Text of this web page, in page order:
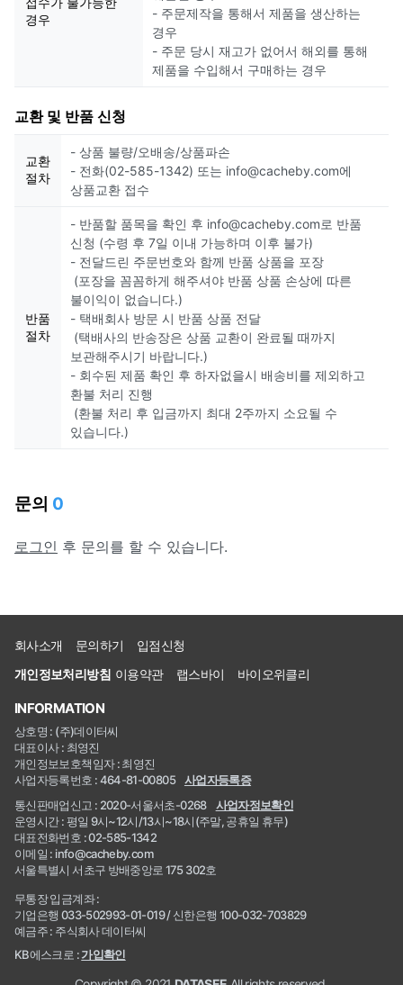
경우
- 주문제작을 통해서 제품을 생산하는
경우
- 주문 당시 재고가 없어서 해외를 통해
제품을 수입해서 구매하는 경우
교환 및 반품 신청
교환
절차
- 상품 불량/오배송/상품파손
- 전화(02-585-1342) 또는 info@cacheby.com에
상품교환 접수
반품
절차
- 반품할 품목을 확인 후 info@cacheby.com로 반품
신청 (수령 후 7일 이내 가능하며 이후 불가)
- 전달드린 주문번호와 함께 반품 상품을 포장
(포장을 꼼꼼하게 해주셔야 반품 상품 손상에 따른
불이익이 없습니다.)
- 택배회사 방문 시 반품 상품 전달
(택배사의 반송장은 상품 교환이 완료될 때까지
보관해주시기 바랍니다.)
- 회수된 제품 확인 후 하자없을시 배송비를 제외하고
환불 처리 진행
(환불 처리 후 입금까지 최대 2주까지 소요될 수
있습니다.)
문의 0
로그인 후 문의를 할 수 있습니다.
회사소개 문의하기
입점신청
개인정보처리방침 이용약관 랩스바이 바이오위클리
INFORMATION
상호명 : (주)데이터씨
대표이사 : 최영진
개인정보보호책임자 : 최영진
사업자등록번호 : 464-81-00805
사업자등록증
통신판매업신고 : 2020-서울서초-0268
사업자정보확인
운영시간 : 평일 9시~12시/13시~18시(주말, 공휴일 휴무)
대표전화번호 : 02-585-1342
이메일 : info@cacheby.com
서울특별시 서초구 방배중앙로 175 302호
무통장 입금계좌 :
기업은행 033-502993-01-019 / 신한은행 100-032-703829
예금주 : 주식회사 데이터씨
KB에스크로 :가입확인